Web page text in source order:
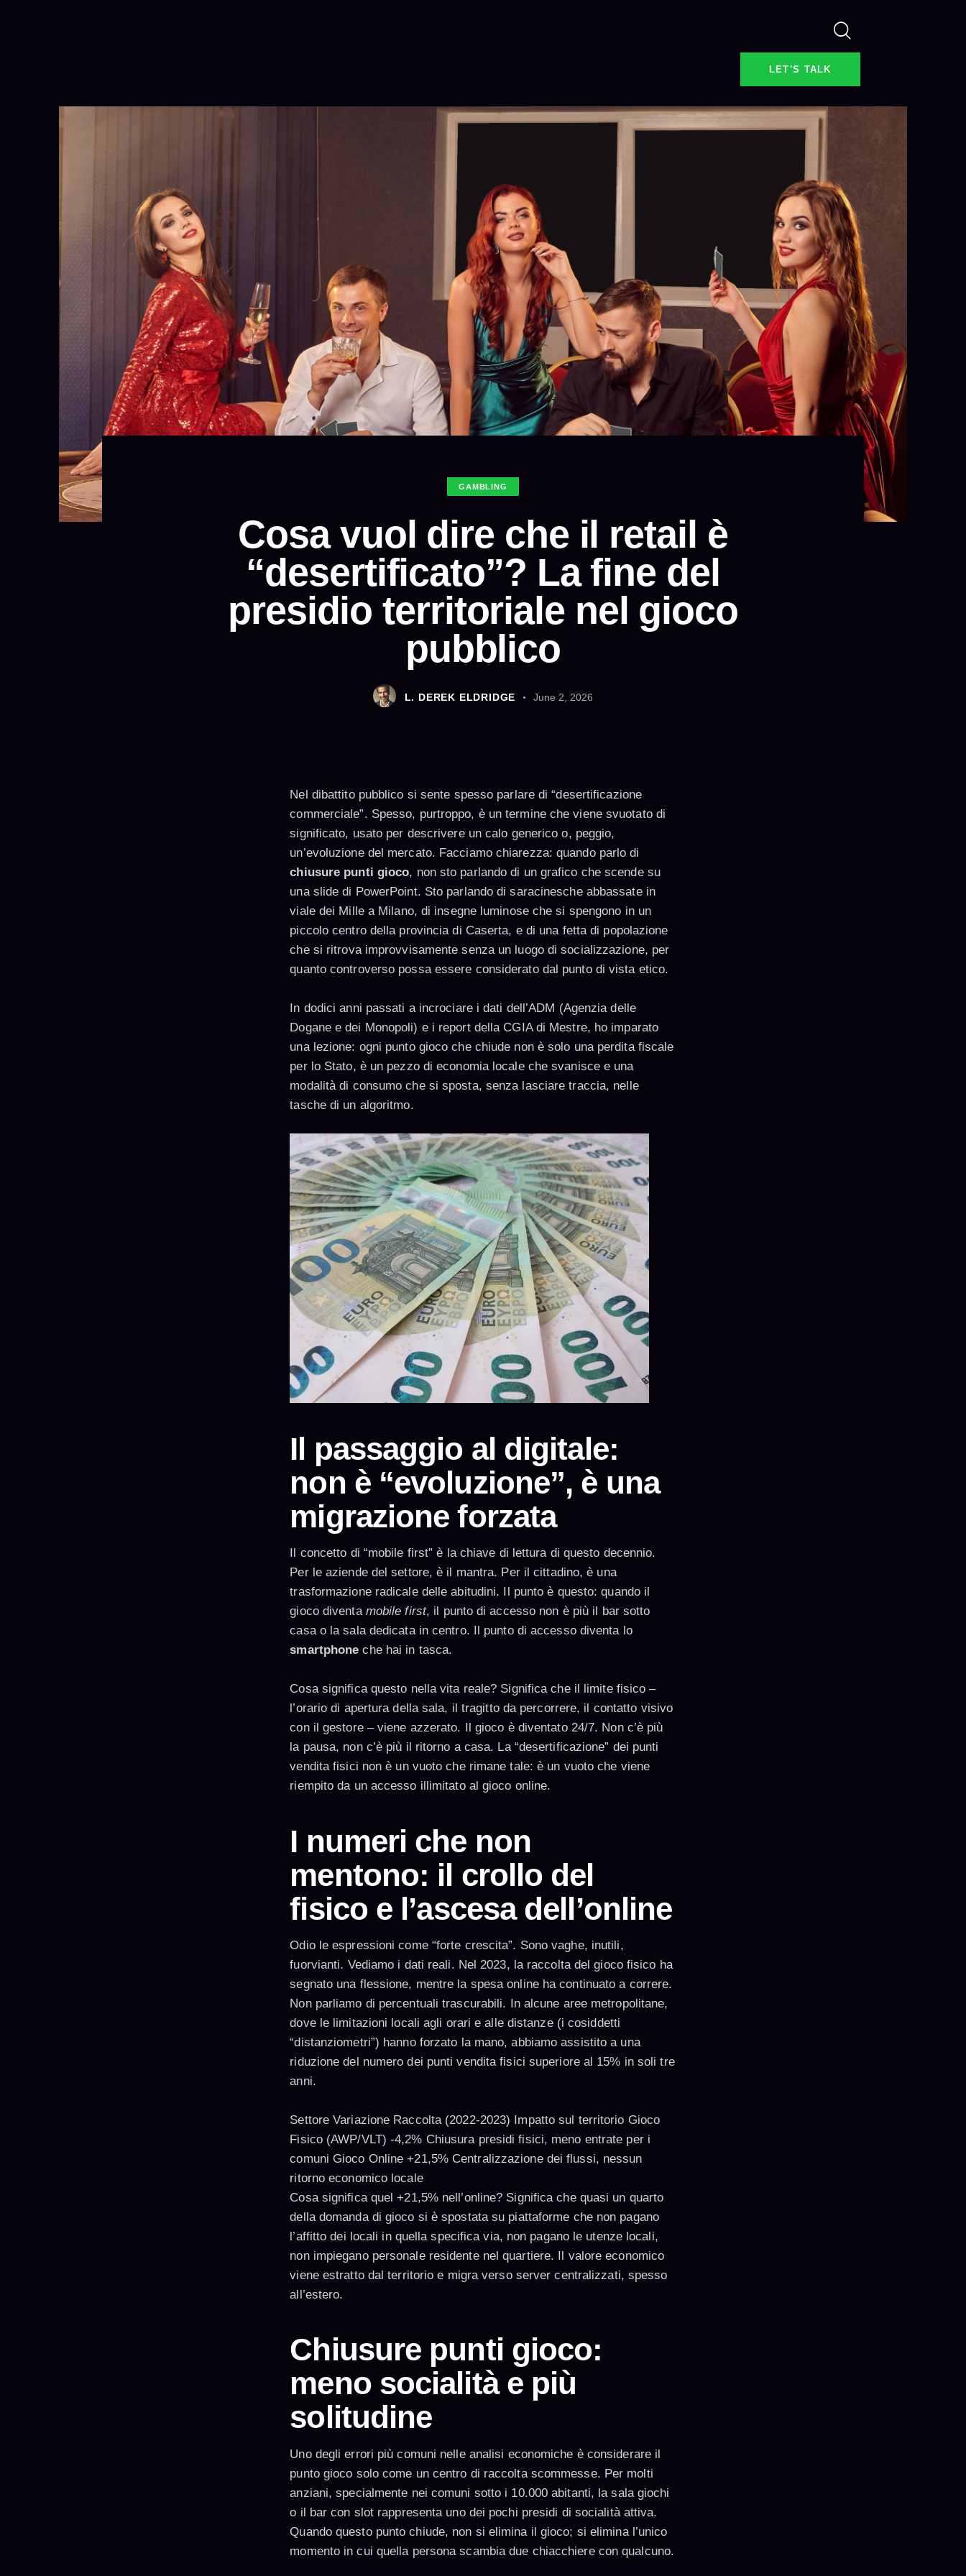
LET'S TALK
GAMBLING
Cosa vuol dire che il retail è
“desertificato”? La fine del
presidio territoriale nel gioco
pubblico
L. DEREK ELDRIDGE June 2, 2026
Nel dibattito pubblico si sente spesso parlare di “desertificazione
commerciale”. Spesso, purtroppo, è un termine che viene svuotato di
significato, usato per descrivere un calo generico o, peggio,
un’evoluzione del mercato. Facciamo chiarezza: quando parlo di
chiusure punti gioco, non sto parlando di un grafico che scende su
una slide di PowerPoint. Sto parlando di saracinesche abbassate in
viale dei Mille a Milano, di insegne luminose che si spengono in un
piccolo centro della provincia di Caserta, e di una fetta di popolazione
che si ritrova improvvisamente senza un luogo di socializzazione, per
quanto controverso possa essere considerato dal punto di vista etico.
In dodici anni passati a incrociare i dati dell’ADM (Agenzia delle
Dogane e dei Monopoli) e i report della CGIA di Mestre, ho imparato
una lezione: ogni punto gioco che chiude non è solo una perdita fiscale
per lo Stato, è un pezzo di economia locale che svanisce e una
modalità di consumo che si sposta, senza lasciare traccia, nelle
tasche di un algoritmo.
Il passaggio al digitale:
non è “evoluzione”, è una
migrazione forzata
Il concetto di “mobile first” è la chiave di lettura di questo decennio.
Per le aziende del settore, è il mantra. Per il cittadino, è una
trasformazione radicale delle abitudini. Il punto è questo: quando il
gioco diventa mobile first, il punto di accesso non è più il bar sotto
casa o la sala dedicata in centro. Il punto di accesso diventa lo
smartphone che hai in tasca.
Cosa significa questo nella vita reale? Significa che il limite fisico –
l’orario di apertura della sala, il tragitto da percorrere, il contatto visivo
con il gestore – viene azzerato. Il gioco è diventato 24/7. Non c’è più
la pausa, non c’è più il ritorno a casa. La “desertificazione” dei punti
vendita fisici non è un vuoto che rimane tale: è un vuoto che viene
riempito da un accesso illimitato al gioco online.
I numeri che non
mentono: il crollo del
fisico e l’ascesa dell’online
Odio le espressioni come “forte crescita”. Sono vaghe, inutili,
fuorvianti. Vediamo i dati reali. Nel 2023, la raccolta del gioco fisico ha
segnato una flessione, mentre la spesa online ha continuato a correre.
Non parliamo di percentuali trascurabili. In alcune aree metropolitane,
dove le limitazioni locali agli orari e alle distanze (i cosiddetti
“distanziometri”) hanno forzato la mano, abbiamo assistito a una
riduzione del numero dei punti vendita fisici superiore al 15% in soli tre
anni.
Settore Variazione Raccolta (2022-2023) Impatto sul territorio Gioco
Fisico (AWP/VLT) -4,2% Chiusura presidi fisici, meno entrate per i
comuni Gioco Online +21,5% Centralizzazione dei flussi, nessun
ritorno economico locale
Cosa significa quel +21,5% nell’online? Significa che quasi un quarto
della domanda di gioco si è spostata su piattaforme che non pagano
l’affitto dei locali in quella specifica via, non pagano le utenze locali,
non impiegano personale residente nel quartiere. Il valore economico
viene estratto dal territorio e migra verso server centralizzati, spesso
all’estero.
Chiusure punti gioco:
meno socialità e più
solitudine
Uno degli errori più comuni nelle analisi economiche è considerare il
punto gioco solo come un centro di raccolta scommesse. Per molti
anziani, specialmente nei comuni sotto i 10.000 abitanti, la sala giochi
o il bar con slot rappresenta uno dei pochi presidi di socialità attiva.
Quando questo punto chiude, non si elimina il gioco; si elimina l’unico
momento in cui quella persona scambia due chiacchiere con qualcuno.